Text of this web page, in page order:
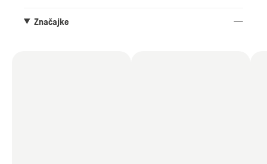
Značajke